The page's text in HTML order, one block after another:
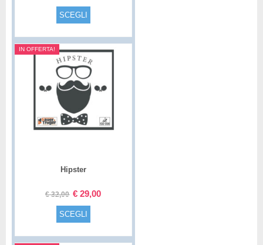
SCEGLI
IN OFFERTA!
Hipster
€32,00 € 29,00
SCEGLI